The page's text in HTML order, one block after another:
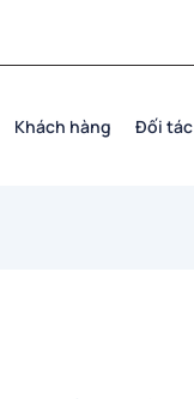
Khách hàng Đối tác